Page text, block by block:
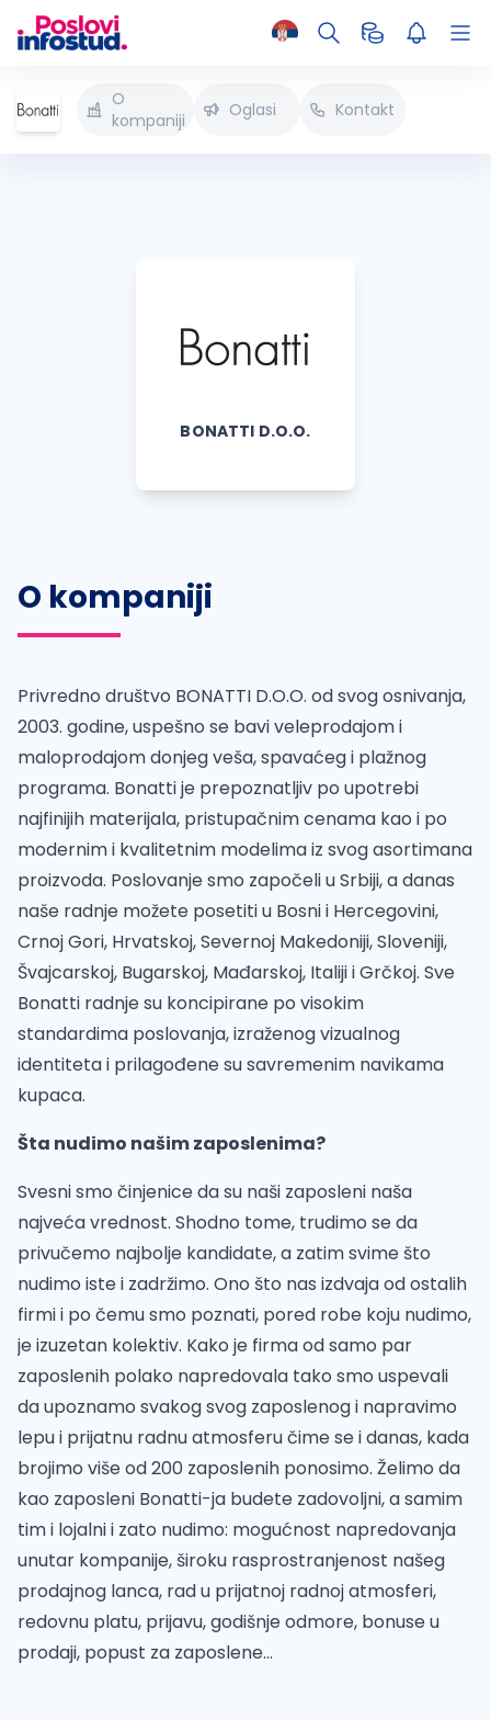
O
kompaniji
Oglasi Kontakt
BONATTI D.O.O.
O kompaniji
Privredno društvo BONATTI D.O.O. od svog osnivanja,
2003. godine, uspešno se bavi veleprodajom i
maloprodajom donjeg veša, spavaćeg i plažnog
programa. Bonatti je prepoznatljiv po upotrebi
najfinijih materijala, pristupačnim cenama kao i po
modernim i kvalitetnim modelima iz svog asortimana
proizvoda. Poslovanje smo započeli u Srbiji, a danas
naše radnje možete posetiti u Bosni i Hercegovini,
Crnoj Gori, Hrvatskoj, Severnoj Makedoniji, Sloveniji,
Švajcarskoj, Bugarskoj, Mađarskoj, Italiji i Grčkoj. Sve
Bonatti radnje su koncipirane po visokim
standardima poslovanja, izraženog vizualnog
identiteta i prilagođene su savremenim navikama
kupaca.
Šta nudimo našim zaposlenima?
Svesni smo činjenice da su naši zaposleni naša
najveća vrednost. Shodno tome, trudimo se da
privučemo najbolje kandidate, a zatim svime što
nudimo iste i zadržimo. Ono što nas izdvaja od ostalih
firmi i po čemu smo poznati, pored robe koju nudimo,
je izuzetan kolektiv. Kako je firma od samo par
zaposlenih polako napredovala tako smo uspevali
da upoznamo svakog svog zaposlenog i napravimo
lepu i prijatnu radnu atmosferu čime se i danas, kada
brojimo više od 200 zaposlenih ponosimo. Želimo da
kao zaposleni Bonatti-ja budete zadovoljni, a samim
tim i lojalni i zato nudimo: mogućnost napredovanja
unutar kompanije, široku rasprostranjenost našeg
prodajnog lanca, rad u prijatnoj radnoj atmosferi,
redovnu platu, prijavu, godišnje odmore, bonuse u
prodaji, popust za zaposlene...